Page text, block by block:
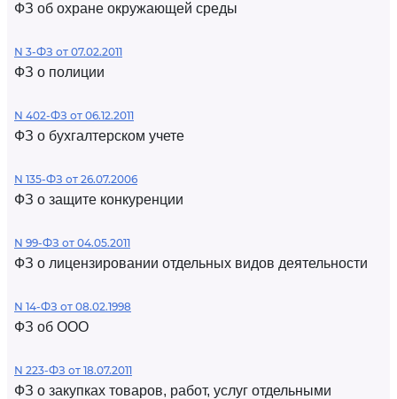
ФЗ об охране окружающей среды
N 3-ФЗ от 07.02.2011
ФЗ о полиции
N 402-ФЗ от 06.12.2011
ФЗ о бухгалтерском учете
N 135-ФЗ от 26.07.2006
ФЗ о защите конкуренции
N 99-ФЗ от 04.05.2011
ФЗ о лицензировании отдельных видов деятельности
N 14-ФЗ от 08.02.1998
ФЗ об ООО
N 223-ФЗ от 18.07.2011
ФЗ о закупках товаров, работ, услуг отдельными